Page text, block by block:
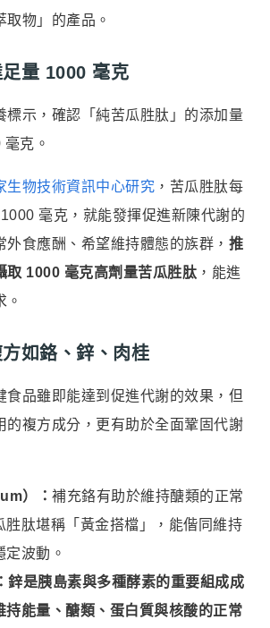
取物」的產品。
量 1000 毫克
標示，確認「純苦瓜胜肽」的添加量
克。
生物技術資訊中心研究 ，苦瓜胜肽每
毫克，就能發揮促進新陳代謝的
外食應酬、希望維持體態的族群， 推
取 1000 毫克高劑量苦瓜胜肽 ，能進
。
如鉻、鋅、肉桂
食品雖即能達到促進代謝的效果，但
的複方成分，更有助於全面鞏固代謝
）： 補充鉻有助於維持醣類的正常
胜肽堪稱「黃金搭檔」，能偕同維持
定波動。
鋅是胰島素與多種酵素的重要組成成
持能量、醣類、蛋白質與核酸的正常